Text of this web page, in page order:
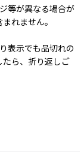
等が異なる場合が
れません。
表示でも品切れの
たら、折り返しご